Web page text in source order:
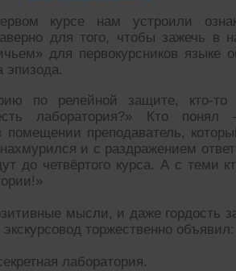
курсе нам устроили
для того, чтобы зажечь в
для первокурсников языке
эпизода.
по релейной защите, кто-
лаборатория?» Кто понял
преподаватель,
и с раздражением
до четвёртого курса. А с теми
мысли, и даже гордость
торжественно объявил:
лаборатория.